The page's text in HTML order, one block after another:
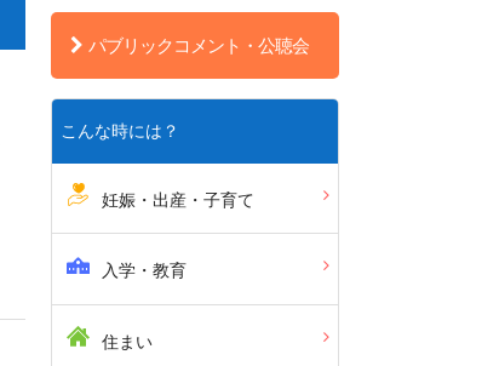
パブリックコメント・公聴会
こんな時には？
妊娠・出産・子育て
入学・教育
住まい